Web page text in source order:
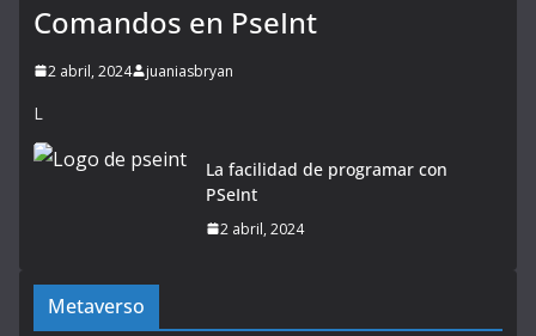
Comandos en PseInt
2 abril, 2024 juaniasbryan
L
La facilidad de programar con
PSeInt
2 abril, 2024
Metaverso